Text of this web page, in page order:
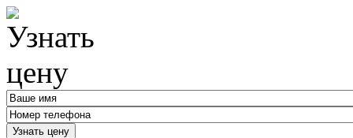
Узнать цену